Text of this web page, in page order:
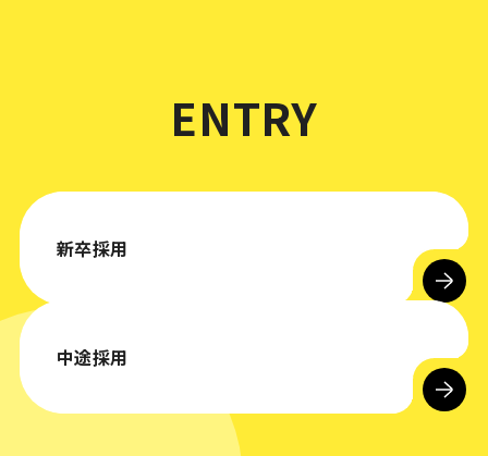
ENTRY
新卒採用
中途採用